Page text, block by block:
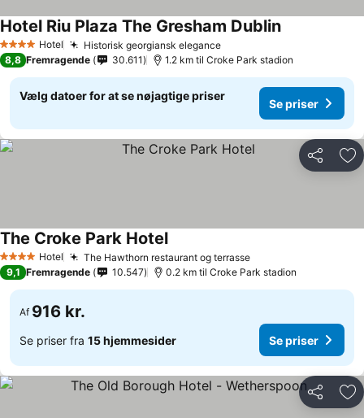
4 StjernerHotel Historisk georgiansk elegance
Hotel Riu Plaza The Gresham Dublin
8,8 Fremragende 30.611 1.2 km til Croke Park stadion
Vælg datoer for at se nøjagtige priser
Se priser
Del
4 StjernerHotel The Hawthorn restaurant og terrasse
The Croke Park Hotel
9,1 Fremragende 10.547 0.2 km til Croke Park stadion
Af 916 kr.
Se priser fra 15 hjemmesider Se priser
Del